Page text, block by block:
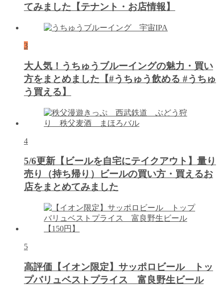
てみました【テナント・お店情報】
3
大人気！うちゅうブルーイングの魅力・買い
方をまとめました【#うちゅう飲める #うちゅ
う買える】
4
5/6更新【ビールを自宅にテイクアウト】量り
売り（持ち帰り）ビールの買い方・買えるお
店をまとめてみました
5
高評価【イオン限定】サッポロビール トッ
プバリュベストプライス 富良野生ビール